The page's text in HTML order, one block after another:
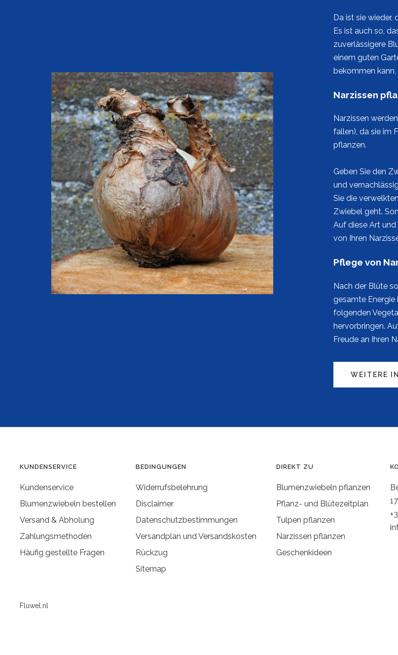
Da ist sie wieder,
Es ist auch so,
zuverlässigere
einem guten
bekommen kann,
Narzissen
Narzissen
fallen), da sie im
pflanzen.
Geben Sie den
und
Sie die
Zwiebel geht.
Auf diese Art und
von Ihren
Pflege von
Nach der Blüte
gesamte Energie
folgenden
hervorbringen.
Freude an Ihren
WEITERE
KUNDENSERVICE
Kundenservice
Blumenzwiebeln bestellen
Versand & Abholung
Zahlungsmethoden
Häufig gestellte Fragen
BEDINGUNGEN
Widerrufsbelehrung
Disclaimer
Datenschutzbestimmungen
Versandplan und Versandskosten
Rückzug
Sitemap
DIREKT ZU
Blumenzwiebeln pflanzen
Pflanz- und Blütezeitplan
Tulpen pflanzen
Narzissen pflanzen
Geschenkideen
Fluwel.nl